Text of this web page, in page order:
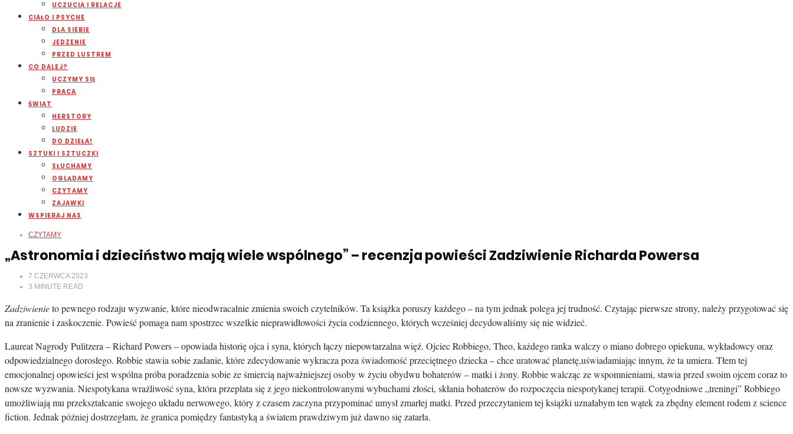
UCZUCIA I RELACJE
CIAŁO I PSYCHE
DLA SIEBIE
JEDZENIE
PRZED LUSTREM
CO DALEJ?
UCZYMY SIĘ
PRACA
ŚWIAT
HERSTORY
LUDZIE
DO DZIEŁA!
SZTUKI I SZTUCZKI
SŁUCHAMY
OGLĄDAMY
CZYTAMY
ZAJAWKI
WSPIERAJ NAS
CZYTAMY
„Astronomia i dzieciństwo mają wiele wspólnego” – recenzja powieści Zadziwienie Richarda Powersa
7 CZERWCA 2023
3 MINUTE READ
Zadziwienieto pewnego rodzaju wyzwanie, które nieodwracalnie zmienia swoich czytelników. Ta książka poruszy każdego – na tym jednak polega jej trudność. Czytając pierwsze strony, należy przygotować się
na zranienie i zaskoczenie. Powieść pomaga nam spostrzec wszelkie nieprawidłowości życia codziennego, których wcześniej decydowaliśmy się nie widzieć.
Laureat Nagrody Pulitzera – Richard Powers – opowiada historię ojca i syna, których łączy niepowtarzalna więź. Ojciec Robbiego, Theo, każdego ranka walczy o miano dobrego opiekuna, wykładowcy oraz
odpowiedzialnego dorosłego. Robbie stawia sobie zadanie, które zdecydowanie wykracza poza świadomość przeciętnego dziecka – chce uratować planetę,uświadamiając innym, że ta umiera. Tłem tej
emocjonalnej opowieści jest wspólna próba poradzenia sobie ze śmiercią najważniejszej osoby w życiu obydwu bohaterów – matki i żony. Robbie walcząc ze wspomnieniami, stawia przed swoim ojcem coraz to
nowsze wyzwania. Niespotykana wrażliwość syna, która przeplata się z jego niekontrolowanymi wybuchami złości, skłania bohaterów do rozpoczęcia niespotykanej terapii. Cotygodniowe „treningi” Robbiego
umożliwiają mu przekształcanie swojego układu nerwowego, który z czasem zaczyna przypominać umysł zmarłej matki. Przed przeczytaniem tej książki uznałabym ten wątek za zbędny element rodem z science
fiction. Jednak później dostrzegłam, że granica pomiędzy fantastyką a światem prawdziwym już dawno się zatarła.